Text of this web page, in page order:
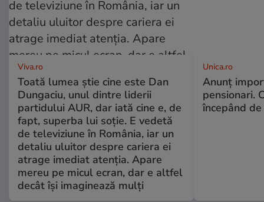
Viva.ro
Toată lumea știe cine este Dan
Dungaciu, unul dintre liderii
partidului AUR, dar iată cine e, de
fapt, superba lui soție. E vedetă
de televiziune în România, iar un
detaliu uluitor despre cariera ei
atrage imediat atenția. Apare
mereu pe micul ecran, dar e altfel
decât își imaginează mulți
Unica.ro
Anunț
pensionari.
începând